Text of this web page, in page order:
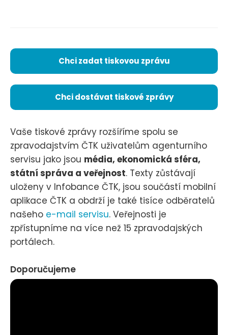
Chci zadat tiskovou zprávu
Chci dostávat tiskové zprávy
Vaše tiskové zprávy rozšíříme spolu se
zpravodajstvím ČTK uživatelům agenturního
servisu jako jsou média, ekonomická sféra,
státní správa a veřejnost. Texty zůstávají
uloženy v Infobance ČTK, jsou součástí mobilní
aplikace ČTK a obdrží je také tisíce odběratelů
našeho e-mail servisu. Veřejnosti je
zpřístupníme na více než 15 zpravodajských
portálech.
Doporučujeme